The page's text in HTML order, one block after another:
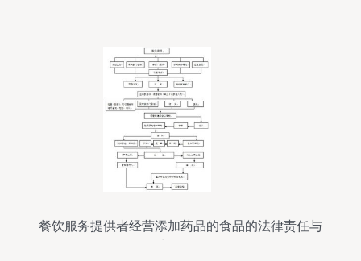
餐饮服务提供者经营添加药品的食品的法律责任与